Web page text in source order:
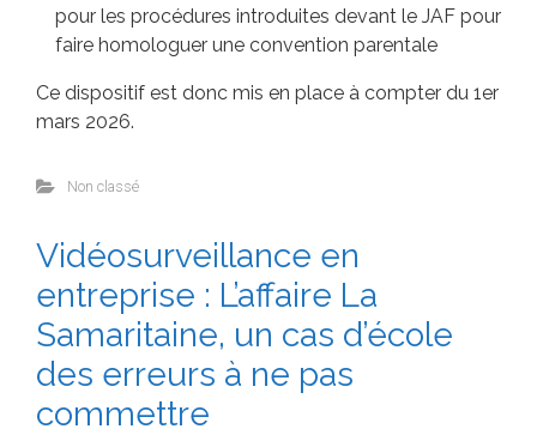
pour les procédures introduites devant le JAF pour
faire homologuer une convention parentale
Ce dispositif est donc mis en place à compter du 1er
mars 2026.
Non classé
Vidéosurveillance en
entreprise : L’affaire La
Samaritaine, un cas d’école
des erreurs à ne pas
commettre